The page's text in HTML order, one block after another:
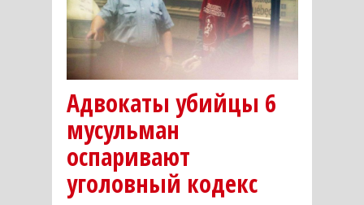
Адвокаты убийцы 6
мусульман
оспаривают
уголовный кодекс